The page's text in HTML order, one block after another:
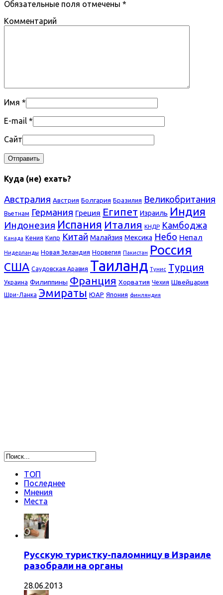
Обязательные поля отмечены *
Комментарий
Имя *
E-mail *
Сайт
Куда (не) ехать?
Австралия Австрия Болгария Бразилия Великобритания
Вьетнам Германия Греция Египет Израиль Индия
Индонезия Испания Италия КНДР Камбоджа
Канада Кения Кипр Китай Малайзия Мексика Небо Непал
Нидерланды Новая Зеландия Норвегия Пакистан Россия
США Саудовская Аравия Таиланд Тунис Турция
Украина Филиппины Франция Хорватия Чехия Швейцария
Шри-Ланка Эмираты ЮАР Япония финляндия
ТОП
Последнее
Мнения
Места
Русскую туристку-паломницу в Израиле
разобрали на органы
28.06.2013